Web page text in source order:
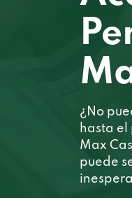
¿No
hasta el
Max
puede